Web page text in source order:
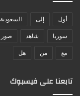
أول إلى السعودية
سوريا شاهد صور
مع من هل
تابعنا على فيسبوك